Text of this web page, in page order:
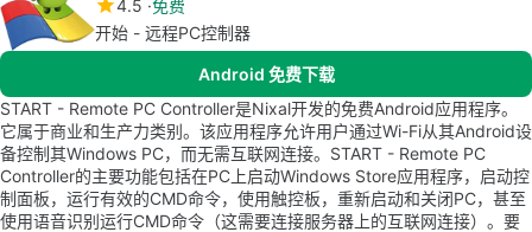
4.5 免费
开始 - 远程PC控制器
Android 免费下载
START - Remote PC Controller是Nixal开发的免费Android应用程序。
它属于商业和生产力类别。该应用程序允许用户通过Wi-Fi从其Android设
备控制其Windows PC，而无需互联网连接。START - Remote PC
Controller的主要功能包括在PC上启动Windows Store应用程序，启动控
制面板，运行有效的CMD命令，使用触控板，重新启动和关闭PC，甚至
使用语音识别运行CMD命令（这需要连接服务器上的互联网连接）。要